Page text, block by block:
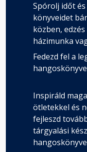
Spórolj időt
könyveidet
közben,
házimunka
Fedezd fel a
Inspiráld
ötletekkel és
fejleszd
tárgyalási